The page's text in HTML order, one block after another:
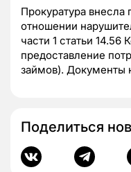
Прокуратура внесла
отношении
части 1 статьи
предоставление
займов). Документы
Поделиться